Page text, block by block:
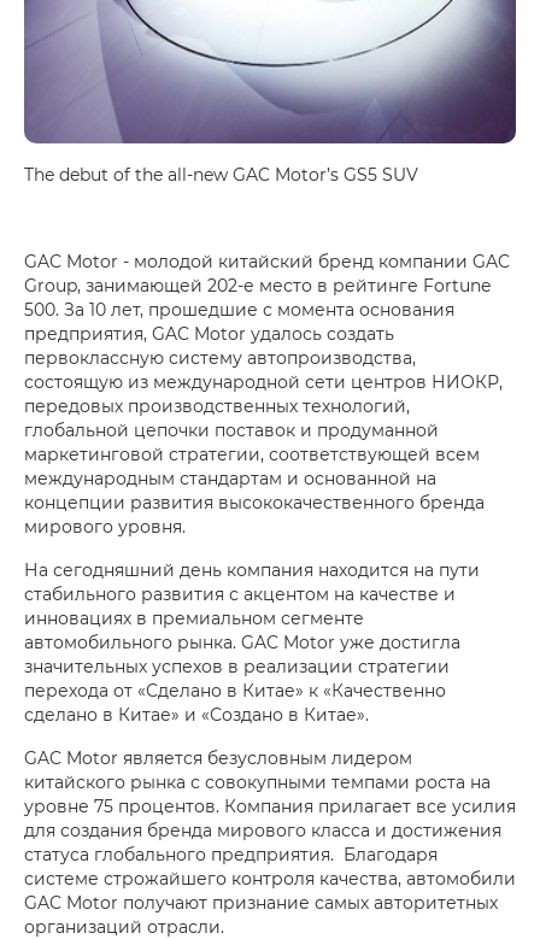
The debut of the all-new GAC Motor’s GS5 SUV
GAC Motor - молодой китайский бренд компании GAC
Group, занимающей 202-е место в рейтинге Fortune
500. За 10 лет, прошедшие с момента основания
предприятия, GAC Motor удалось создать
первоклассную систему автопроизводства,
состоящую из международной сети центров НИОКР,
передовых производственных технологий,
глобальной цепочки поставок и продуманной
маркетинговой стратегии, соответствующей всем
международным стандартам и основанной на
концепции развития высококачественного бренда
мирового уровня.
На сегодняшний день компания находится на пути
стабильного развития с акцентом на качестве и
инновациях в премиальном сегменте
автомобильного рынка. GAC Motor уже достигла
значительных успехов в реализации стратегии
перехода от «Сделано в Китае» к «Качественно
сделано в Китае» и «Создано в Китае».
GAC Motor является безусловным лидером
китайского рынка с совокупными темпами роста на
уровне 75 процентов. Компания прилагает все усилия
для создания бренда мирового класса и достижения
статуса глобального предприятия. Благодаря
системе строжайшего контроля качества, автомобили
GAC Motor получают признание самых авторитетных
организаций отрасли.